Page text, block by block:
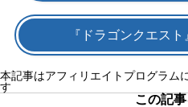
『ドラゴンクエス
本記事はアフィリエイトプログラム
す
この記